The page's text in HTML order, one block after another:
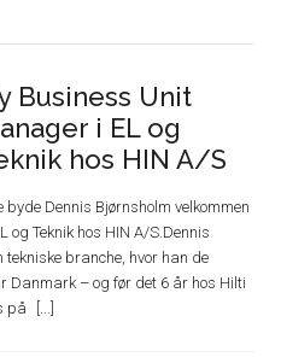
Business Unit
i EL og
hos HIN A/S
Dennis Bjørnsholm velkommen
og Teknik hos HIN A/S.Dennis
branche, hvor han de
Danmark – og før det 6 år hos Hilti
på